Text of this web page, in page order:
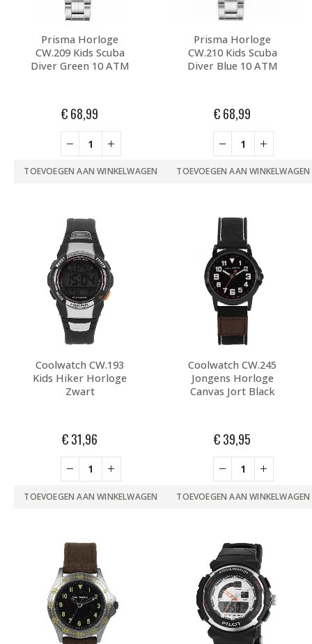
Prisma Horloge
CW.209 Kids Scuba
Diver Green 10 ATM
€68,99
TOEVOEGEN AAN WINKELWAGEN
Prisma Horloge
CW.210 Kids Scuba
Diver Blue 10 ATM
€68,99
TOEVOEGEN AAN WINKELWAGEN
Coolwatch CW.193
Kids Hiker Horloge
Zwart
€31,96
TOEVOEGEN AAN WINKELWAGEN
Coolwatch CW.245
Jongens Horloge
Canvas Jort Black
€39,95
TOEVOEGEN AAN WINKELWAGEN